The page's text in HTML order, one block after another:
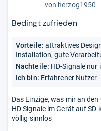
5
Sternen
von herzog1950
Bedingt zufrieden
Vorteile: attraktives
Installation, gute
Nachteile: HD-Signale nur
Ich bin: Erfahrener Nutzer
Das Einzige, was mir an
HD Signale im Gerät auf SD
völlig sinnlos